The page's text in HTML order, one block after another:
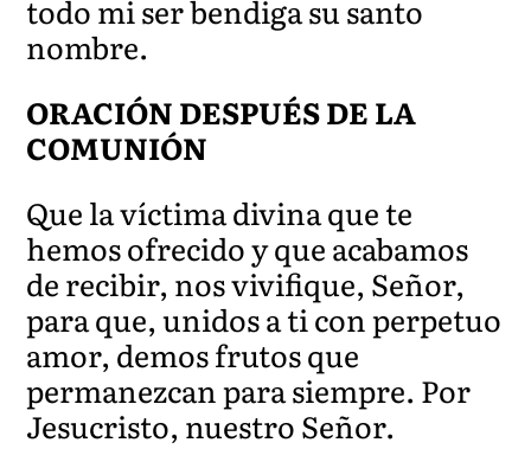
todo mi ser bendiga su santo
nombre.
ORACIÓN DESPUÉS DE LA
COMUNIÓN
Que la víctima divina que te
hemos ofrecido y que acabamos
de recibir, nos vivifique, Señor,
para que, unidos a ti con perpetuo
amor, demos frutos que
permanezcan para siempre. Por
Jesucristo, nuestro Señor.